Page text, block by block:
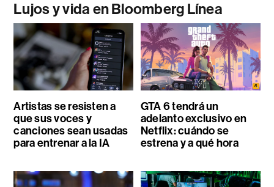
Lujos y vida en Bloomberg Línea
Artistas se resisten a
que sus voces y
canciones sean usadas
para entrenar a la IA
GTA 6 tendrá un
adelanto exclusivo en
Netflix: cuándo se
estrena y a qué hora